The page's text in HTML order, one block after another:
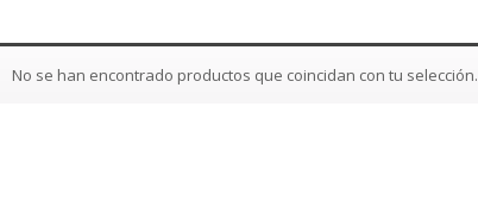
No se han encontrado productos que coincidan con tu selección.